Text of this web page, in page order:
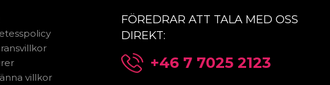
villkor
FÖREDRAR ATT TALA MED OSS
DIREKT:
+46 7 7025 2123